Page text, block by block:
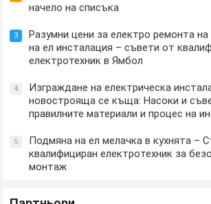
начело на списъка
3
Разумни цени за електро ремонта
на ел инсталация – съвети от
електротехник в Ямбол
4
Изграждане на електрическа
новострояща се къща: Насоки и
правилните материали и процес на
5
Подмяна на ел мелачка в кухнята –
квалифициран електротехник за
монтаж